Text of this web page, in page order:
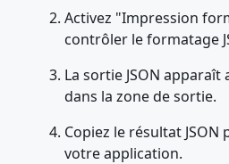
Activez "Impression
contrôler le formatage
La sortie JSON
dans la zone de sortie.
Copiez le résultat
votre application.